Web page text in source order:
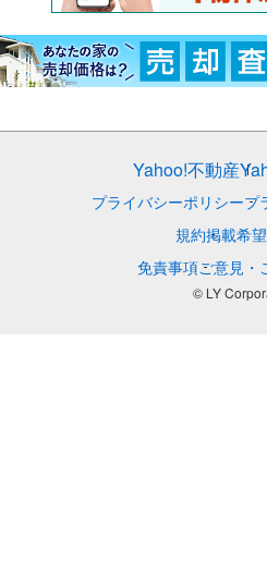
Yahoo!不動産
プライバシーポリシープ
規約掲載希
免責事項ご意見・
© LY